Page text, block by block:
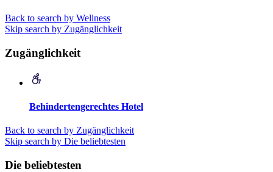
Back to search by Wellness
Skip search by Zugänglichkeit
Zugänglichkeit
Behindertengerechtes Hotel
Back to search by Zugänglichkeit
Skip search by Die beliebtesten
Die beliebtesten